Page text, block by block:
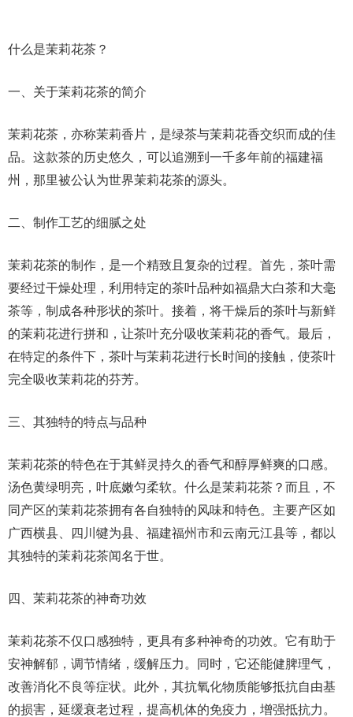
什么是茉莉花茶？
一、关于茉莉花茶的简介
茉莉花茶，亦称茉莉香片，是绿茶与茉莉花香交织而成的佳
品。这款茶的历史悠久，可以追溯到一千多年前的福建福
州，那里被公认为世界茉莉花茶的源头。
二、制作工艺的细腻之处
茉莉花茶的制作，是一个精致且复杂的过程。首先，茶叶需
要经过干燥处理，利用特定的茶叶品种如福鼎大白茶和大毫
茶等，制成各种形状的茶叶。接着，将干燥后的茶叶与新鲜
的茉莉花进行拼和，让茶叶充分吸收茉莉花的香气。最后，
在特定的条件下，茶叶与茉莉花进行长时间的接触，使茶叶
完全吸收茉莉花的芬芳。
三、其独特的特点与品种
茉莉花茶的特色在于其鲜灵持久的香气和醇厚鲜爽的口感。
汤色黄绿明亮，叶底嫩匀柔软。什么是茉莉花茶？而且，不
同产区的茉莉花茶拥有各自独特的风味和特色。主要产区如
广西横县、四川犍为县、福建福州市和云南元江县等，都以
其独特的茉莉花茶闻名于世。
四、茉莉花茶的神奇功效
茉莉花茶不仅口感独特，更具有多种神奇的功效。它有助于
安神解郁，调节情绪，缓解压力。同时，它还能健脾理气，
改善消化不良等症状。此外，其抗氧化物质能够抵抗自由基
的损害，延缓衰老过程，提高机体的免疫力，增强抵抗力。